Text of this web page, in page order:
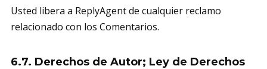
Usted libera a ReplyAgent de cualquier reclamo
relacionado con los Comentarios.
6.7. Derechos de Autor; Ley de Derechos